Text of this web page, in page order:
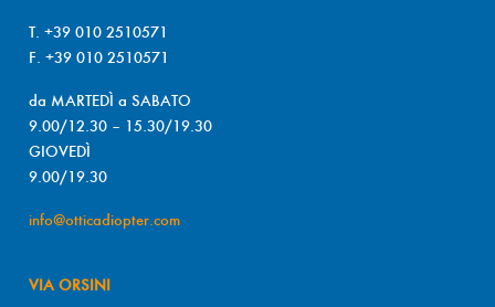
T. +39 010 2510571
F. +39 010 2510571
da MARTEDÌ a SABATO
9.00/12.30 – 15.30/19.30
GIOVEDÌ
9.00/19.30
info@otticadiopter.com
VIA ORSINI